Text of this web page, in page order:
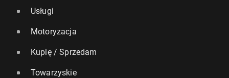
Usługi
Motoryzacja
Kupię / Sprzedam
Towarzyskie